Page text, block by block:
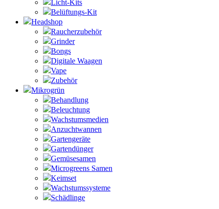
Licht-Kits
Belüftungs-Kit
Headshop
Raucherzubehör
Grinder
Bongs
Digitale Waagen
Vape
Zubehör
Mikrogrün
Behandlung
Beleuchtung
Wachstumsmedien
Anzuchtwannen
Gartengeräte
Gartendünger
Gemüsesamen
Microgreens Samen
Keimset
Wachstumssysteme
Schädlinge